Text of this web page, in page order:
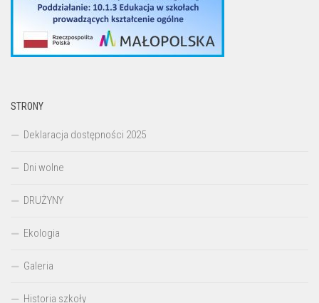
STRONY
Deklaracja dostępności 2025
Dni wolne
DRUŻYNY
Ekologia
Galeria
Historia szkoły